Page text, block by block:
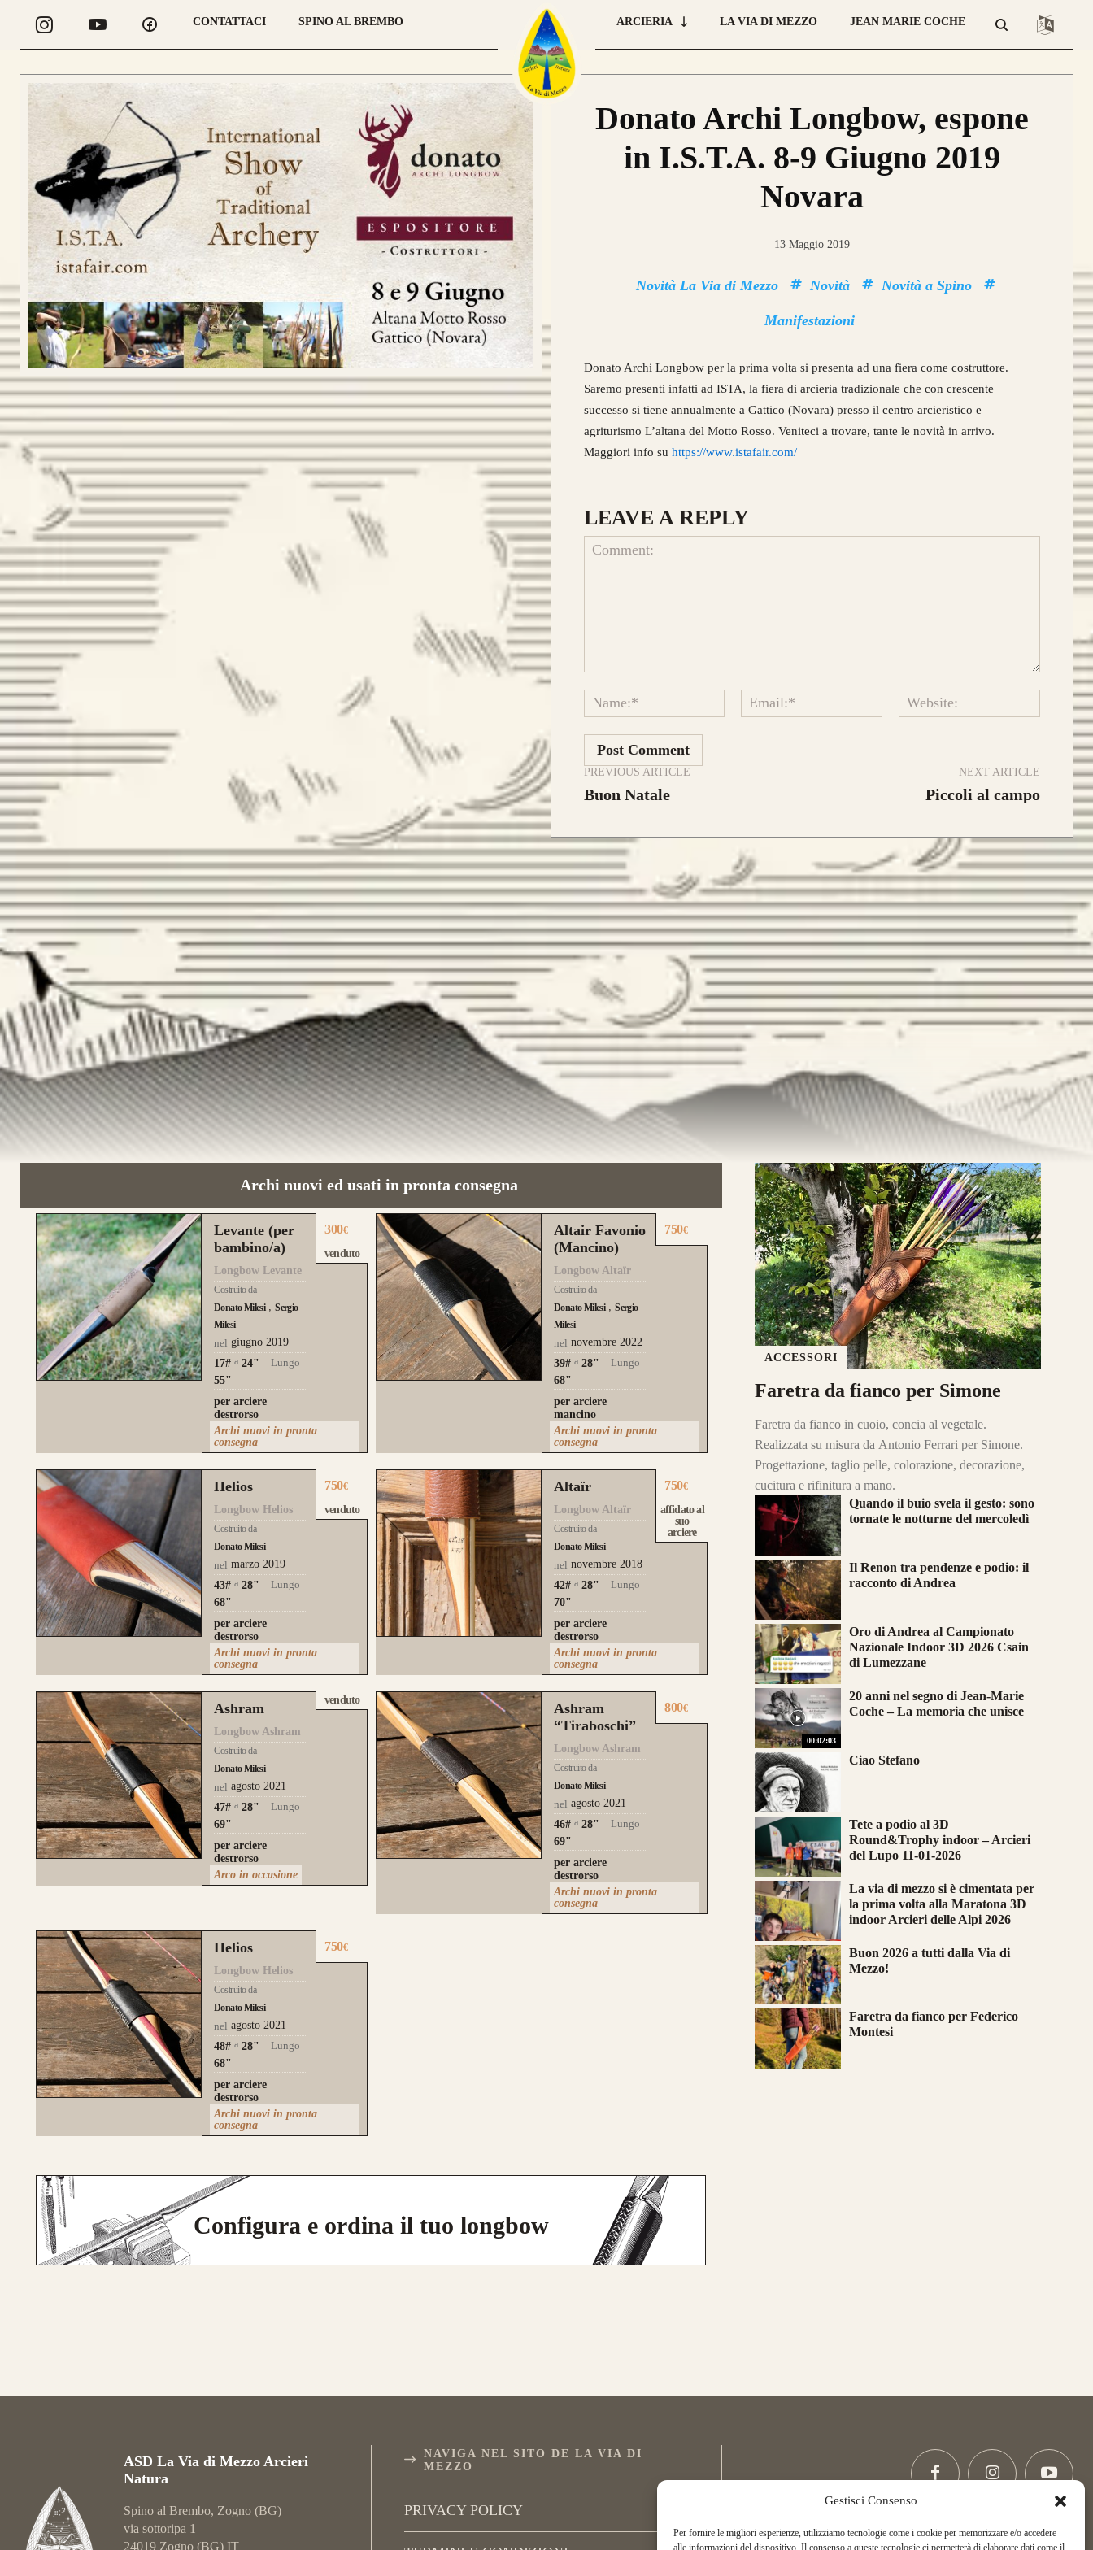
CONFIGURA E ORDINA IL TUO
LONGBOW
pregiatoTasso, Osage o Bambù
una struttura composta da4 lamine di
legno
.
da 800€
CONFIGURA E ORDINA IL TUO
LONGBOW
uguale nei colori e nelle essenza ad
caratteristiche del modello Ashram
lamine di legno
CONFIGURA E ORDINA IL TUO
LONGBOW
da 750€
Guarda alcuni degli archi già realizzati su misura
Gestisci Consenso
Per fornire le migliori esperienze, utilizziamo tecnologie come i cookie per memorizzare e/o accedere
alle informazioni del dispositivo. Il consenso a queste tecnologie ci permetterà di elaborare dati come il
CONTATTACI SPINO AL BREMBO ARCIERIA LA VIA DI MEZZO JEAN MARIE COCHE
Donato Archi Longbow, espone
in I.S.T.A. 8-9 Giugno 2019
Novara
13 Maggio 2019
Novità La Via di Mezzo Novità Novità a Spino
Manifestazioni
Donato Archi Longbow per la prima volta si presenta ad una fiera come costruttore.
Saremo presenti infatti ad ISTA, la fiera di arcieria tradizionale che con crescente
successo si tiene annualmente a Gattico (Novara) presso il centro arcieristico e
agriturismo L’altana del Motto Rosso. Veniteci a trovare, tante le novità in arrivo.
Maggiori info su https://www.istafair.com/
LEAVE A REPLY
Name:*
Email:* Website:
PREVIOUS ARTICLE
Buon Natale
NEXT ARTICLE
Piccoli al campo
Archi nuovi ed usati in pronta consegna
Levante (per
bambino/a)
Longbow Levante
Costruito da
Donato Milesi
Sergio
Milesi
nel giugno 2019
17# a 24"
Lungo
55"
per arciere
destrorso
300€
venduto
Archi nuovi in pronta
consegna
Altair Favonio
(Mancino)
Longbow Altaïr
Costruito da
Donato Milesi
Sergio
Milesi
nel novembre 2022
39# a 28"
Lungo
68"
per arciere
mancino
750€
Archi nuovi in pronta
consegna
Helios
Longbow Helios
Costruito da
Donato Milesi
nel marzo 2019
43# a 28"
Lungo
68"
per arciere
destrorso
750€
venduto
Archi nuovi in pronta
consegna
Altaïr
Longbow Altaïr
Costruito da
Donato Milesi
nel novembre 2018
42# a 28"
Lungo
70"
per arciere
destrorso
750€
affidato al
suo
arciere
Archi nuovi in pronta
consegna
Ashram
Longbow Ashram
Costruito da
Donato Milesi
nel agosto 2021
47# a 28"
Lungo
69"
per arciere
destrorso
venduto
Arco in occasione
Ashram
“Tiraboschi”
Longbow Ashram
Costruito da
Donato Milesi
nel agosto 2021
46# a 28"
Lungo
69"
per arciere
destrorso
800€
Archi nuovi in pronta
consegna
Helios
Longbow Helios
Costruito da
Donato Milesi
nel agosto 2021
48# a 28"
Lungo
68"
per arciere
destrorso
750€
Archi nuovi in pronta
consegna
Configura e ordina il tuo longbow
ACCESSORI
Faretra da fianco per Simone
Faretra da fianco in cuoio, concia al vegetale.
Realizzata su misura da Antonio Ferrari per Simone.
Progettazione, taglio pelle, colorazione, decorazione,
cucitura e rifinitura a mano.
Quando il buio svela il gesto: sono
tornate le notturne del mercoledì
Il Renon tra pendenze e podio: il
racconto di Andrea
Oro di Andrea al Campionato
Nazionale Indoor 3D 2026 Csain
di Lumezzane
00:02:03
20 anni nel segno di Jean-Marie
Coche – La memoria che unisce
Ciao Stefano
Tete a podio al 3D
Round&Trophy indoor – Arcieri
del Lupo 11-01-2026
La via di mezzo si è cimentata per
la prima volta alla Maratona 3D
indoor Arcieri delle Alpi 2026
Buon 2026 a tutti dalla Via di
Mezzo!
Faretra da fianco per Federico
Montesi
ASD La Via di Mezzo Arcieri
Natura
Spino al Brembo, Zogno (BG)
via sottoripa 1
24019 Zogno (BG) IT
NAVIGA NEL SITO DE LA VIA DI
MEZZO
PRIVACY POLICY
Copyright La Via di Mezzo, All Rights Reserved.